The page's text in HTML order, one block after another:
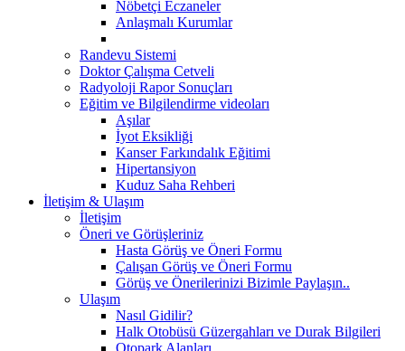
Nöbetçi Eczaneler
Anlaşmalı Kurumlar
Randevu Sistemi
Doktor Çalışma Cetveli
Radyoloji Rapor Sonuçları
Eğitim ve Bilgilendirme videoları
Aşılar
İyot Eksikliği
Kanser Farkındalık Eğitimi
Hipertansiyon
Kuduz Saha Rehberi
İletişim & Ulaşım
İletişim
Öneri ve Görüşleriniz
Hasta Görüş ve Öneri Formu
Çalışan Görüş ve Öneri Formu
Görüş ve Önerilerinizi Bizimle Paylaşın..
Ulaşım
Nasıl Gidilir?
Halk Otobüsü Güzergahları ve Durak Bilgileri
Otopark Alanları